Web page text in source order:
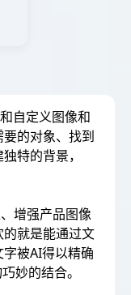
自定义图像和
的对象、找到
特的背景，
增强产品图像
就是能通过文
被AI得以精确
妙的结合。